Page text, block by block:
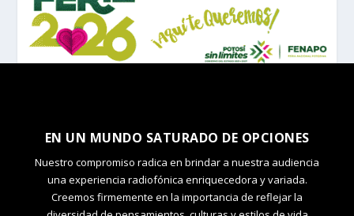
EN UN MUNDO SATURADO DE OPCIONES
Nuestro compromiso radica en brindar a nuestra audiencia
una experiencia radiofónica enriquecedora y variada.
Creemos firmemente en la importancia de reflejar la